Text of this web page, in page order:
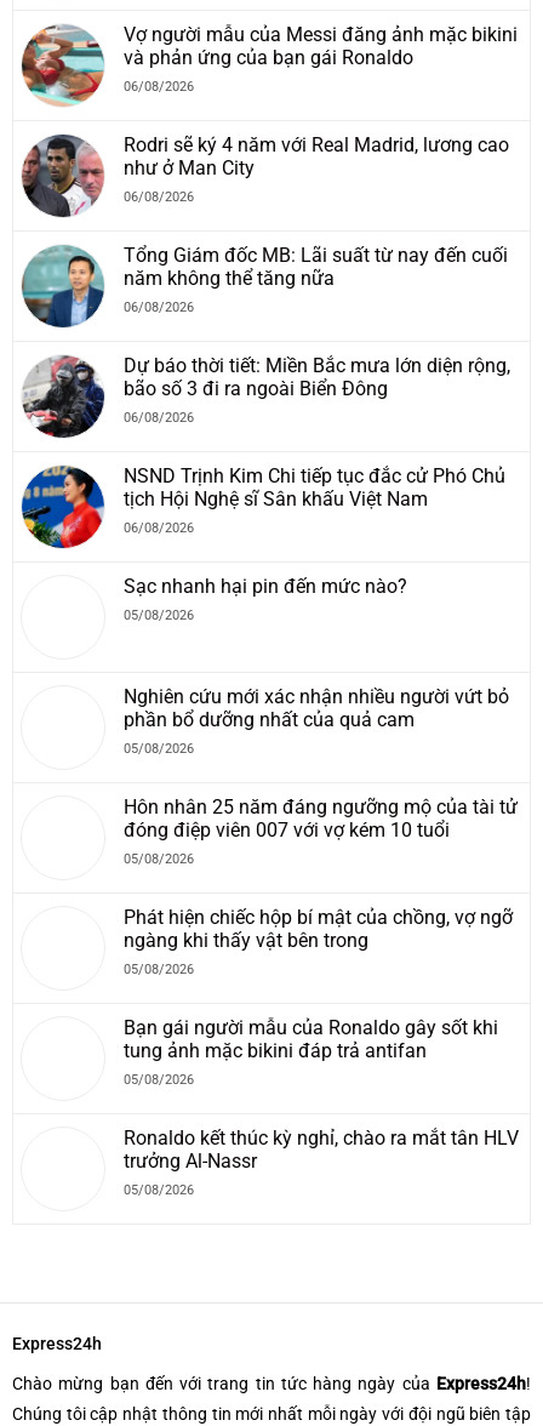
Vợ người mẫu của Messi đăng ảnh mặc bikini
và phản ứng của bạn gái Ronaldo
06/08/2026
Rodri sẽ ký 4 năm với Real Madrid, lương cao
như ở Man City
06/08/2026
Tổng Giám đốc MB: Lãi suất từ nay đến cuối
năm không thể tăng nữa
06/08/2026
Dự báo thời tiết: Miền Bắc mưa lớn diện rộng,
bão số 3 đi ra ngoài Biển Đông
06/08/2026
NSND Trịnh Kim Chi tiếp tục đắc cử Phó Chủ
tịch Hội Nghệ sĩ Sân khấu Việt Nam
06/08/2026
Sạc nhanh hại pin đến mức nào?
05/08/2026
Nghiên cứu mới xác nhận nhiều người vứt bỏ
phần bổ dưỡng nhất của quả cam
05/08/2026
Hôn nhân 25 năm đáng ngưỡng mộ của tài tử
đóng điệp viên 007 với vợ kém 10 tuổi
05/08/2026
Phát hiện chiếc hộp bí mật của chồng, vợ ngỡ
ngàng khi thấy vật bên trong
05/08/2026
Bạn gái người mẫu của Ronaldo gây sốt khi
tung ảnh mặc bikini đáp trả antifan
05/08/2026
Ronaldo kết thúc kỳ nghỉ, chào ra mắt tân HLV
trưởng Al-Nassr
05/08/2026
Express24h
Chào mừng bạn đến với trang tin tức hàng ngày của Express24h!
Chúng tôi cập nhật thông tin mới nhất mỗi ngày với đội ngũ biên tập